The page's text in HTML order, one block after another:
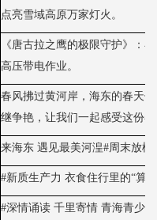
点亮雪域高原万家灯火。
《唐古拉之鹰的极限守护》：
高压带电作业。
春风拂过黄河岸，海东的春天
继争艳，让我们一起感受这份
来海东 遇见最美河湟#周末放松
#新质生产力 衣食住行里的“算
#深情诵读 千里寄情 青海青少